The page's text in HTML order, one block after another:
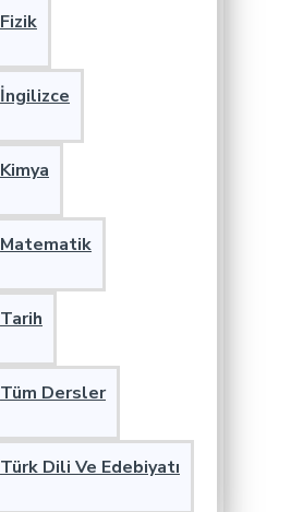
Fizik
İngilizce
Kimya
Matematik
Tarih
Tüm Dersler
Türk Dili Ve Edebiyatı